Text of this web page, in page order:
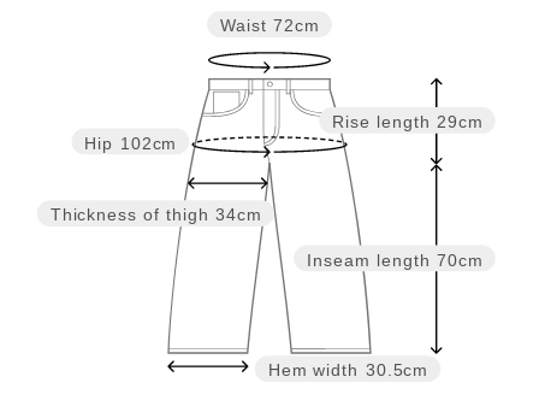
Inseam length 70cm
Rise length 29cm
Hem width 30.5cm
Thickness of thigh 34cm
Hip 102cm
Waist 72cm